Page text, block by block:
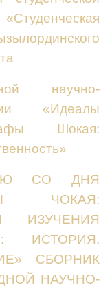
научно-
«Идеалы
Шокая:
СО ДНЯ
ЧОКАЯ:
ИЗУЧЕНИЯ
ИСТОРИЯ,
СБОРНИК
НАУЧНО-